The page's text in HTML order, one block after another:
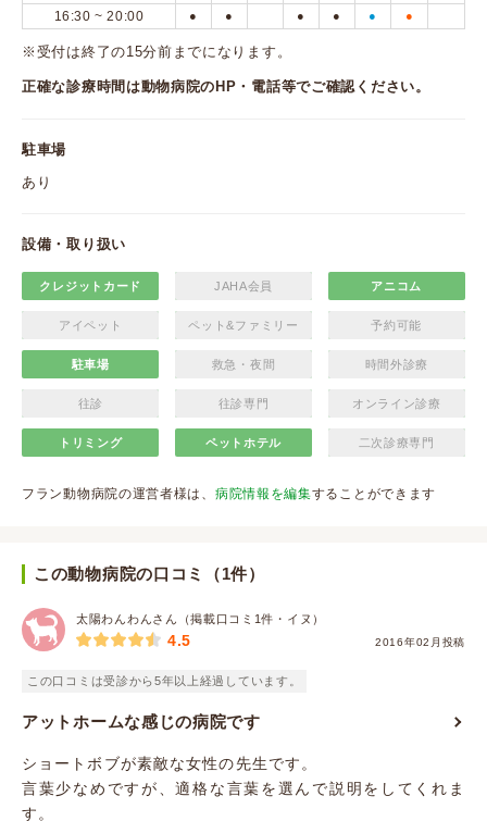
16:30 ~ 20:00 ● ● ● ● ● ●
※受付は終了の15分前までになります。
正確な診療時間は動物病院のHP・電話等でご確認ください。
駐車場
あり
設備・取り扱い
クレジットカード JAHA会員 アニコム
アイペット ペット&ファミリー 予約可能
駐車場 救急・夜間 時間外診療
往診 往診専門 オンライン診療
トリミング ペットホテル 二次診療専門
フラン動物病院の運営者様は、 病院情報を編集することができます
この動物病院の口コミ（1件）
太陽わんわんさん（掲載口コミ1件・イヌ）
2016年02月投稿
4.5
この口コミは受診から5年以上経過しています。
アットホームな感じの病院です
ショートボブが素敵な女性の先生です。
言葉少なめですが、適格な言葉を選んで説明をしてくれま
す。